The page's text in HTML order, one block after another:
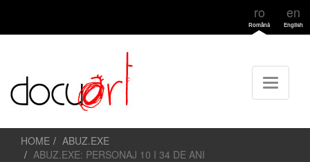
ro
Română
en
English
HOME
ABUZ.EXE
ABUZ.EXE: PERSONAJ 10 I 34 DE ANI